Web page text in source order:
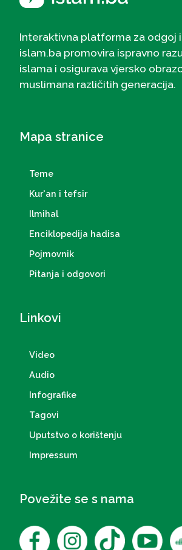
Interaktivna platforma za odgoj
islam.ba promovira ispravno
islama i osigurava vjersko
muslimana različitih generacija.
Mapa stranice
Teme
Kur'an i tefsir
Ilmihal
Enciklopedija hadisa
Pojmovnik
Pitanja i odgovori
Linkovi
Video
Audio
Infografike
Tagovi
Uputstvo o korištenju
Impressum
Povežite se s nama